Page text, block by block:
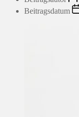
Beitragsdatum